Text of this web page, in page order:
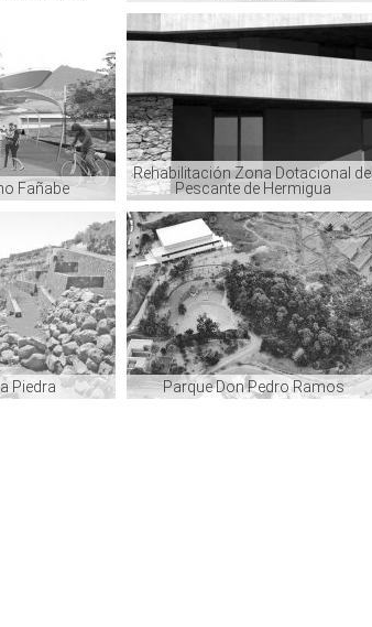
Fañabe
Rehabilitación Zona Dotacional del
Pescante de Hermigua
Piedra Parque Don Pedro Ramos